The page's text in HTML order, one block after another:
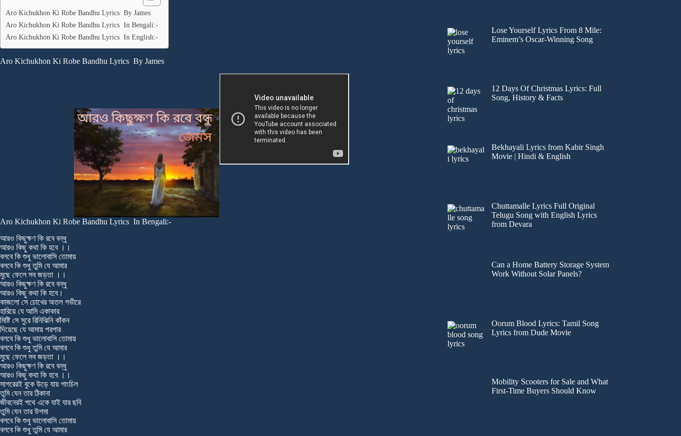
Aro Kichukhon Ki Robe Bandhu Lyrics By James
Aro Kichukhon Ki Robe Bandhu Lyrics In Bengali:-
Aro Kichukhon Ki Robe Bandhu Lyrics In English:-
Aro Kichukhon Ki Robe Bandhu Lyrics By James
Aro Kichukhon Ki Robe Bandhu Lyrics In Bengali:-
আরও কিছুক্ষণ কি রবে বন্ধু
আরও কিছু কথা কি হবে ।।
বলবে কি শুধু ভালোবাসি তোমায়
বলবে কি শুধু তুমি যে আমার
মুছে ফেলে সব জড়তা ।।
আরও কিছুক্ষণ কি রবে বন্ধু
আরও কিছু কথা কি হবে।
কাজলো সে চোখের অতল গভীরে
হারিয়ে যে আমি একাকার
মিষ্টি সে সুরে রিনিঝিনি কাঁকন
দিয়েছে যে আমায় পরপার
বলবে কি শুধু ভালোবাসি তোমায়
বলবে কি শুধু তুমি যে আমার
মুছে ফেলে সব জড়তা ।।
আরও কিছুক্ষণ কি রবে বন্ধু
আরও কিছু কথা কি হবে ।।
সাগরেরই বুকে উড়ে যায় গাংচিল
তুমি যেন তার ঠিকানা
জীবনেরই পথে একে যাই যার ছবি
তুমি যেন তার উপমা
বলবে কি শুধু ভালোবাসি তোমায়
বলবে কি শুধু তুমি যে আমার
Lose Yourself Lyrics From 8 Mile:
Eminem’s Oscar-Winning Song
12 Days Of Christmas Lyrics: Full
Song, History & Facts
Bekhayali Lyrics from Kabir Singh
Movie | Hindi & English
Chuttamalle Lyrics Full Original
Telugu Song with English Lyrics
from Devara
Can a Home Battery Storage System
Work Without Solar Panels?
Oorum Blood Lyrics: Tamil Song
Lyrics from Dude Movie
Mobility Scooters for Sale and What
First-Time Buyers Should Know